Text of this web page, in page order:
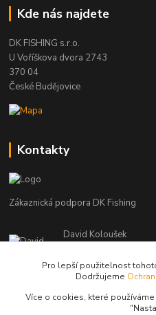
Kde nás najdete
DK FISHING s.r.o.
U Voříškova dvora 2743
370 04
České Budějovice
Kontakty
Zákaznická podpora DK Fishing
David Koloušek
(Po-Pá, 7-18 hod.)
Pro lepší použitelnost
Dodržujeme
Více o cookies, které
"N